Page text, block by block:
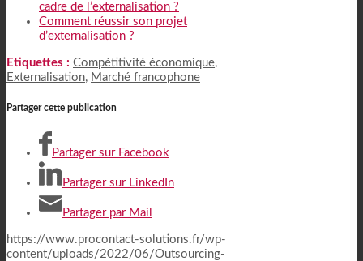
cadre de l’externalisation ?
Comment réussir son projet
d’externalisation ?
Etiquettes : Compétitivité économique,
Externalisation, Marché francophone
Partager cette publication
Partager sur Facebook
Partager sur LinkedIn
Partager par Mail
https://www.procontact-solutions.fr/wp-
content/uploads/2022/06/Outsourcing-